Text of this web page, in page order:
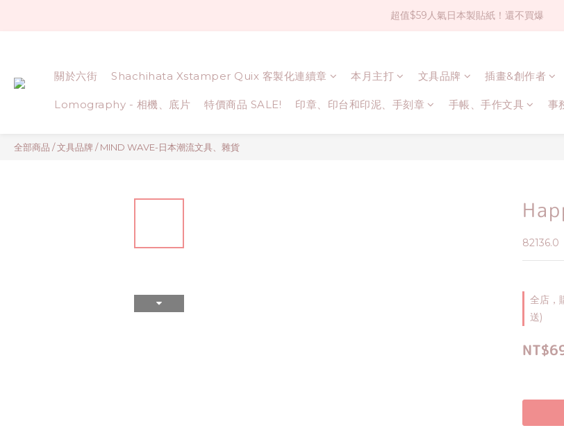
社群大人氣！各種有趣的打洞器
超值$59人氣日本製貼紙！還不買爆
社群大人氣！各種有趣的打洞器
關於六街 Shachihata Xstamper Quix 客製化連續章 本月主打 文具品牌 插畫&創作者
Lomography - 相機、底片 特價商品 SALE! 印章、印台和印泥、手刻章 手帳、手作文具 事
全部商品 /文具品牌 /MIND WAVE-日本潮流文具、雜貨
82136.0
全店，
送)